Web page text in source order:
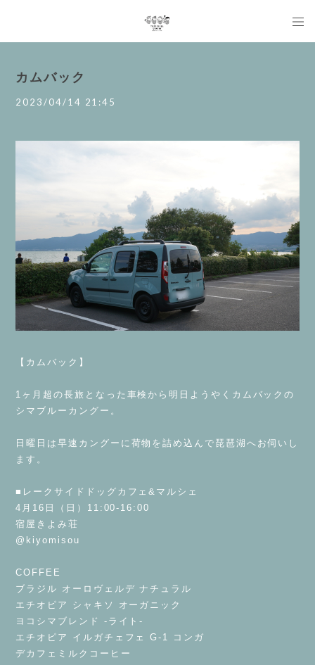
カムバック
2023/04/14 21:45
【カムバック】
1ヶ月超の長旅となった車検から明日ようやくカムバックの
シマブルーカングー。
日曜日は早速カングーに荷物を詰め込んで琵琶湖へお伺いし
ます。
■レークサイドドッグカフェ&マルシェ
4月16日（日）11:00-16:00
宿屋きよみ荘
@kiyomisou
COFFEE
ブラジル オーロヴェルデ ナチュラル
エチオピア シャキソ オーガニック
ヨコシマブレンド -ライト-
エチオピア イルガチェフェ G-1 コンガ
デカフェミルクコーヒー